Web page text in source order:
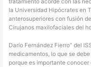
tratamiento acorde con las
la Universidad Hipócrates en
anterosuperiores con fusión
Cirujanos maxilofaciales del
Darío Fernández Fierro” del
medicamentos, lo que se
porque es importante